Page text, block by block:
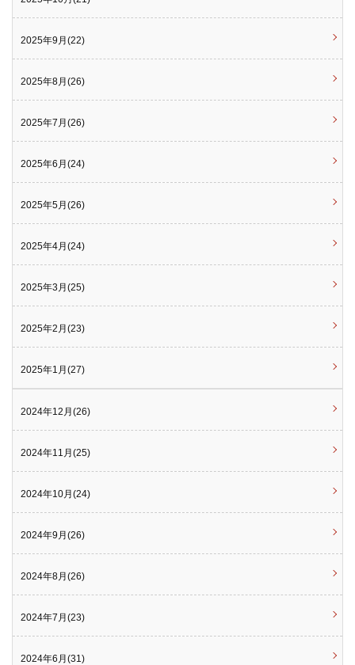
2025年9月(22)
2025年8月(26)
2025年7月(26)
2025年6月(24)
2025年5月(26)
2025年4月(24)
2025年3月(25)
2025年2月(23)
2025年1月(27)
2024年12月(26)
2024年11月(25)
2024年10月(24)
2024年9月(26)
2024年8月(26)
2024年7月(23)
2024年6月(31)